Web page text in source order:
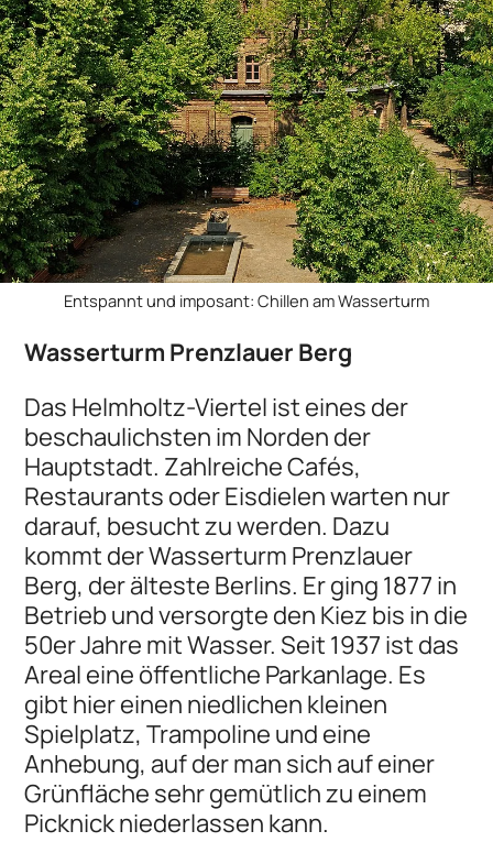
Entspannt und imposant: Chillen am Wasserturm
Wasserturm Prenzlauer Berg
Das Helmholtz-Viertel ist eines der
beschaulichsten im Norden der
Hauptstadt. Zahlreiche Cafés,
Restaurants oder Eisdielen warten nur
darauf, besucht zu werden. Dazu
kommt der Wasserturm Prenzlauer
Berg, der älteste Berlins. Er ging 1877 in
Betrieb und versorgte den Kiez bis in die
50er Jahre mit Wasser. Seit 1937 ist das
Areal eine öffentliche Parkanlage. Es
gibt hier einen niedlichen kleinen
Spielplatz, Trampoline und eine
Anhebung, auf der man sich auf einer
Grünfläche sehr gemütlich zu einem
Picknick niederlassen kann.